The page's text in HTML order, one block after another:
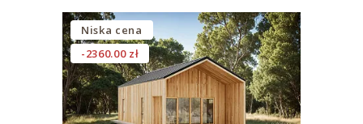
Niska cena
-2360.00 zł